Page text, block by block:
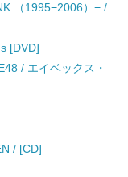
（1995−2006）− /
[DVD]
/ エイベックス・
/ [CD]